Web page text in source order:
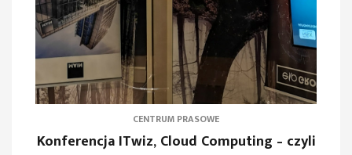
CENTRUM PRASOWE
Konferencja ITwiz, Cloud Computing – czyli